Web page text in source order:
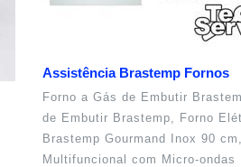
Assistência Brastemp Fornos
Forno a Gás de Embutir
de Embutir Brastemp, Forno
Brastemp Gourmand Inox 90
Multifuncional com Micro-ondas